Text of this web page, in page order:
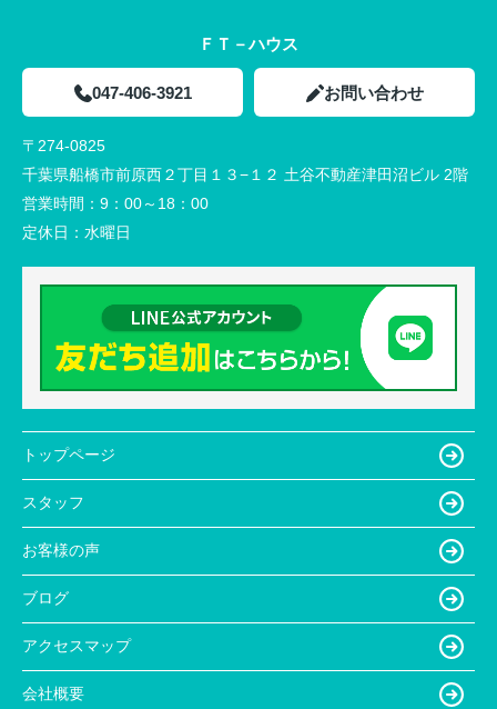
ＦＴ－ハウス
047-406-3921 お問い合わせ
〒274-0825
千葉県船橋市前原西２丁目１３−１２ 土谷不動産津田沼ビル 2階
営業時間： 9：00～18：00
定休日： 水曜日
トップページ
スタッフ
お客様の声
ブログ
アクセスマップ
会社概要